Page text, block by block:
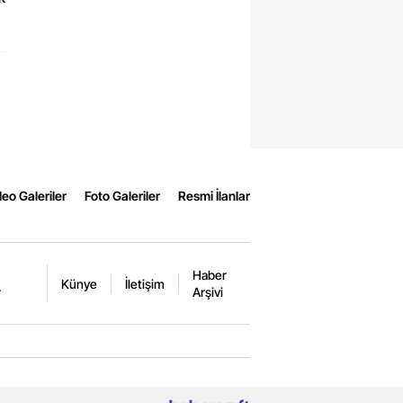
Galeriler Foto Galeriler Resmi İlanlar
Künye İletişim
Haber
Arşivi